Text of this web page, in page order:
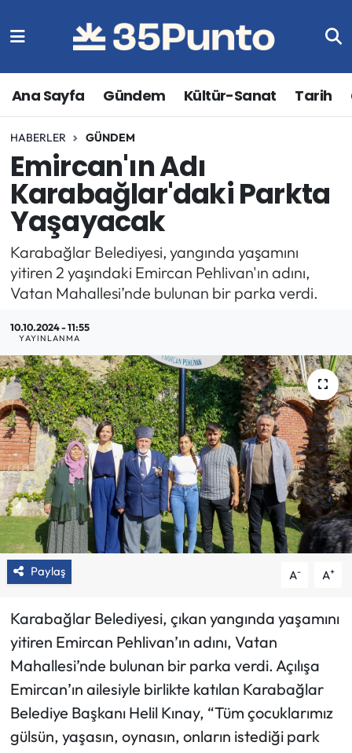
Ana Sayfa Gündem Kültür-Sanat Tarih
HABERLER GÜNDEM
Emircan'ın Adı
Karabağlar'daki Parkta
Yaşayacak
Karabağlar Belediyesi, yangında yaşamını
yitiren 2 yaşındaki Emircan Pehlivan'ın adını,
Vatan Mahallesi’nde bulunan bir parka verdi.
10.10.2024 - 11:55
YAYINLANMA
Paylaş A- A+
Karabağlar Belediyesi, çıkan yangında yaşamını
yitiren Emircan Pehlivan’ın adını, Vatan
Mahallesi’nde bulunan bir parka verdi. Açılışa
Emircan’ın ailesiyle birlikte katılan Karabağlar
Belediye Başkanı Helil Kınay, “Tüm çocuklarımız
gülsün, yaşasın, oynasın, onların istediği park